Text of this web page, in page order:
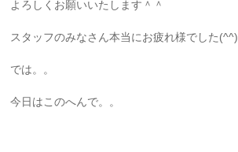
よろしくお願いいたします＾＾
スタッフのみなさん本当にお疲れ様でした(^^)
では。。
今日はこのへんで。。